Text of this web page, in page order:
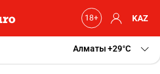
KAZ
Алматы+29 C